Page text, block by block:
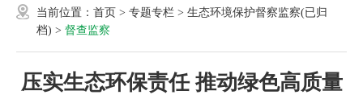
当前位置： 首页 > 专题专栏 > 生态环境保护督察监察(已归
档) > 督查监察
压实生态环保责任 推动绿色高质量